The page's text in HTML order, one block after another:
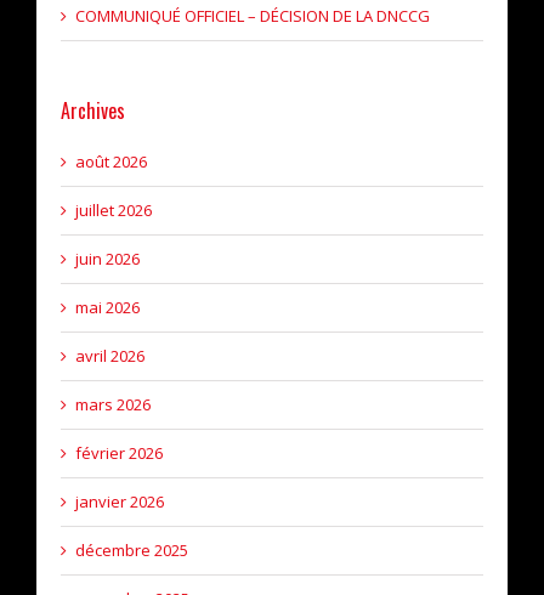
COMMUNIQUÉ OFFICIEL – DÉCISION DE LA DNCCG
Archives
août 2026
juillet 2026
juin 2026
mai 2026
avril 2026
mars 2026
février 2026
janvier 2026
décembre 2025